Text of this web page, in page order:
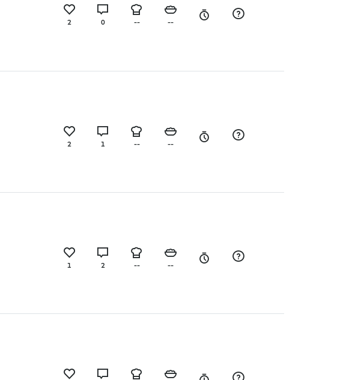
2 0 -- --
2 1 -- --
1 2 -- --